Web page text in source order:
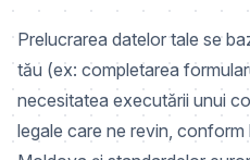
Prelucrarea datelor tale se
tău (ex: completarea
necesitatea executării unui
legale care ne revin, conform